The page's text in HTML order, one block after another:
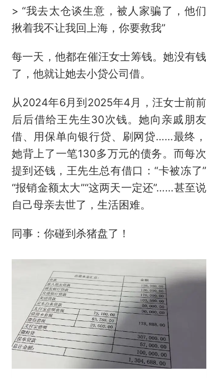
> “我去太仓谈生意，被人家骗了，他们
揪着我不让我回上海，你要救我”
每一天，他都在催汪女士筹钱。她没有钱
了，他就让她去小贷公司借。
从2024年6月到2025年4月，汪女士前前
后后借给王先生30次钱。她向亲戚朋友
借、用保单向银行贷、刷网贷……最终，
她背上了一笔130多万元的债务。而每次
提到还钱，王先生总有借口：“卡被冻了”
“报销金额太大”“这两天一定还”……甚至说
自己母亲去世了，生活困难。
同事：你碰到杀猪盘了！